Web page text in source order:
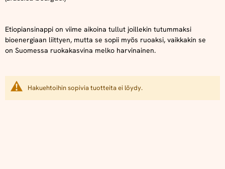
Etiopiansinappi on viime aikoina tullut joillekin tutummaksi
bioenergiaan liittyen, mutta se sopii myös ruoaksi, vaikkakin se
on Suomessa ruokakasvina melko harvinainen.
Hakuehtoihin sopivia tuotteita ei löydy.